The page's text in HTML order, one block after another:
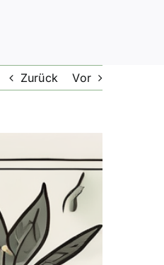
Zurück Vor